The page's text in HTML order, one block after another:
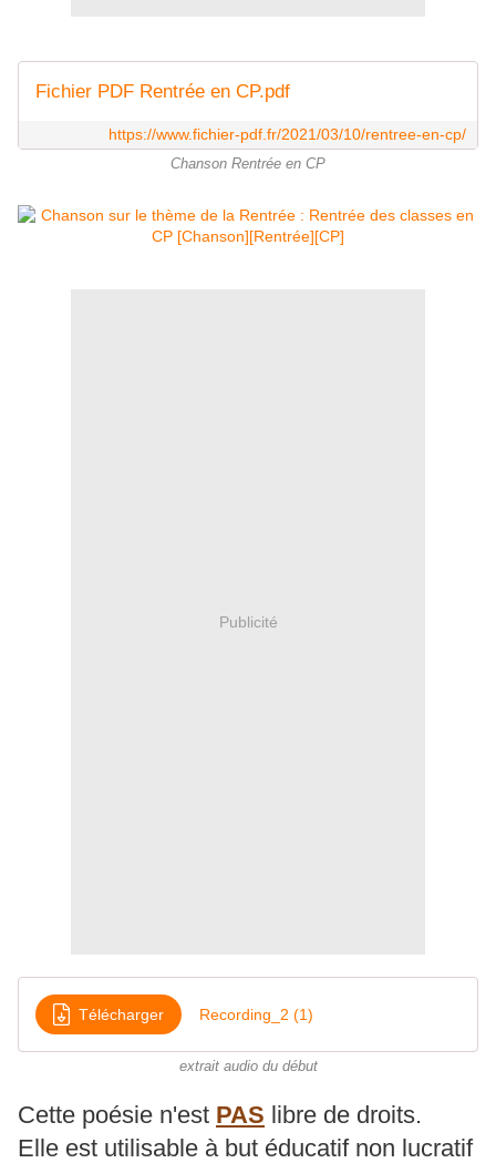
Fichier PDF Rentrée en CP.pdf
https://www.fichier-pdf.fr/2021/03/10/rentree-en-cp/
Chanson Rentrée en CP
Publicité
Télécharger Recording_2 (1)
extrait audio du début
Cette poésie n'est PAS libre de droits.
Elle est utilisable à but éducatif non lucratif